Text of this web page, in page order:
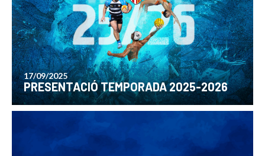
17/09/2025
PRESENTACIÓ TEMPORADA 2025-2026